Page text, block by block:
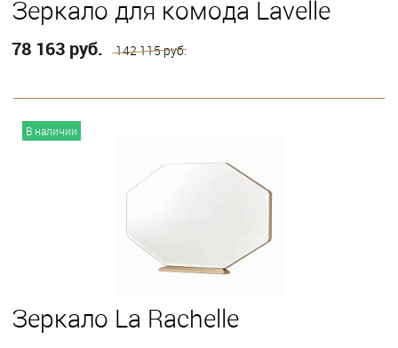
Зеркало для комода Lavelle
78 163 руб. 142 115 руб.
В наличии
Зеркало La Rachelle